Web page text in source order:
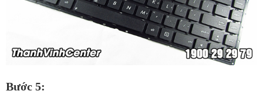
Bước 5: